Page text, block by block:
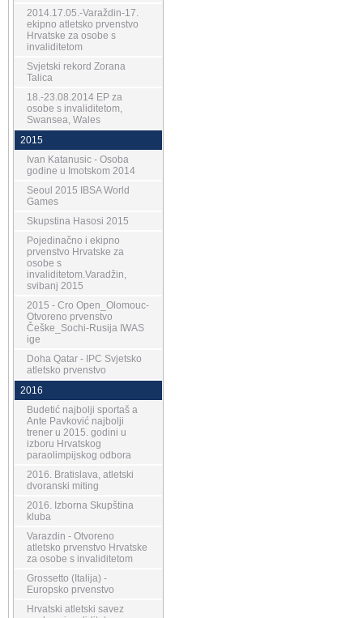
2014.17.05.-Varaždin-17.
ekipno atletsko prvenstvo
Hrvatske za osobe s
invaliditetom
Svjetski rekord Zorana
Talica
18.-23.08.2014 EP za
osobe s invaliditetom,
Swansea, Wales
2015
Ivan Katanusic - Osoba
godine u Imotskom 2014
Seoul 2015 IBSA World
Games
Skupstina Hasosi 2015
Pojedinačno i ekipno
prvenstvo Hrvatske za
osobe s
invaliditetom.Varadžin,
svibanj 2015
2015 - Cro Open_Olomouc-
Otvoreno prvenstvo
Češke_Sochi-Rusija IWAS
ige
Doha Qatar - IPC Svjetsko
atletsko prvenstvo
2016
Budetić najbolji sportaš a
Ante Pavković najbolji
trener u 2015. godini u
izboru Hrvatskog
paraolimpijskog odbora
2016. Bratislava, atletski
dvoranski miting
2016. Izborna Skupština
kluba
Varazdin - Otvoreno
atletsko prvenstvo Hrvatske
za osobe s invaliditetom
Grossetto (Italija) -
Europsko prvenstvo
Hrvatski atletski savez